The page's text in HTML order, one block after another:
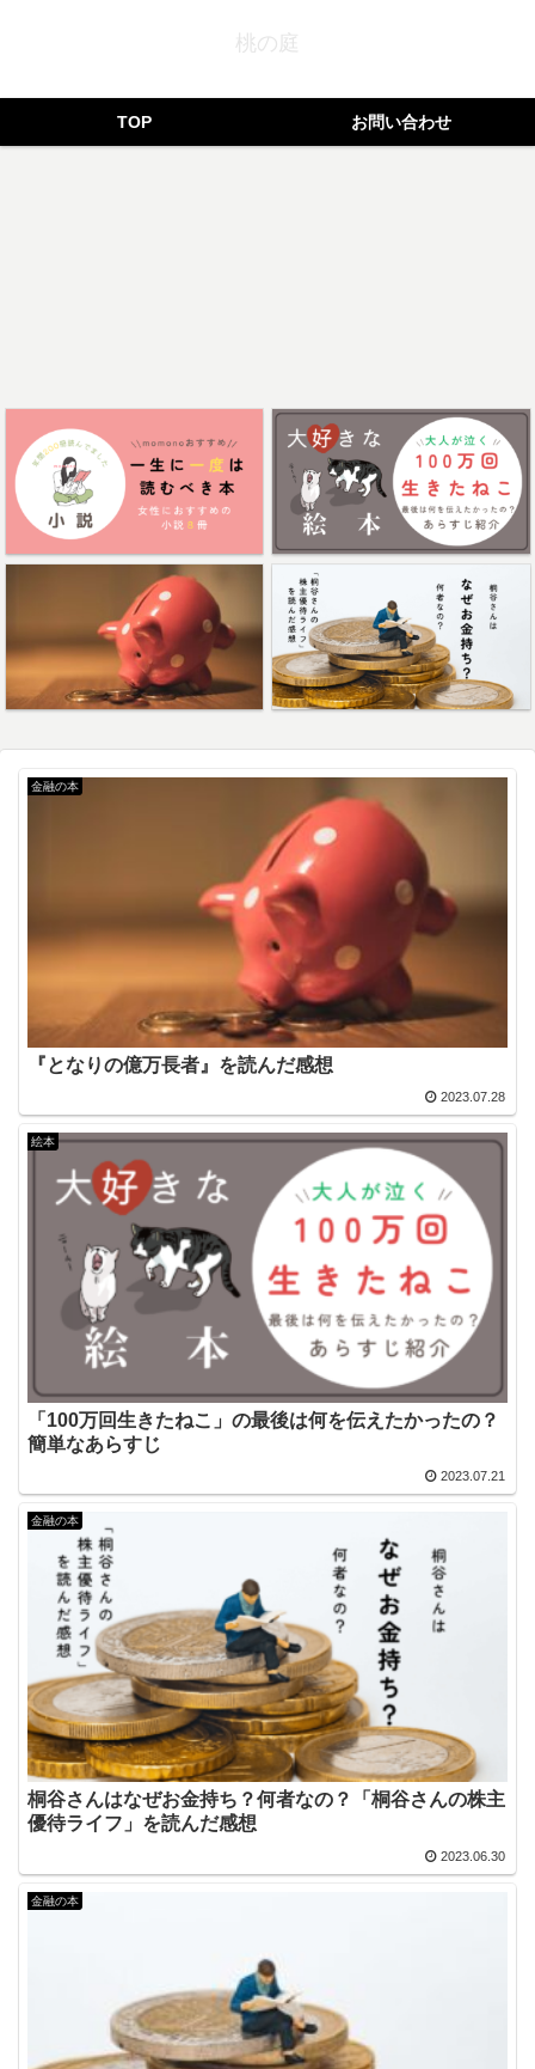
桃の庭
TOP お問い合わせ
金融の本
『となりの億万長者』を読んだ感想
2023.07.28
絵本
「100万回生きたねこ」の最後は何を伝えたかったの？
簡単なあらすじ
2023.07.21
金融の本
桐谷さんはなぜお金持ち？何者なの？「桐谷さんの株主
優待ライフ」を読んだ感想
2023.06.30
金融の本